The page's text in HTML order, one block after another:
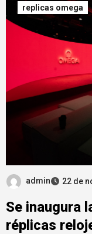
replicas omega
admin 22 de
Se inaugura
réplicas